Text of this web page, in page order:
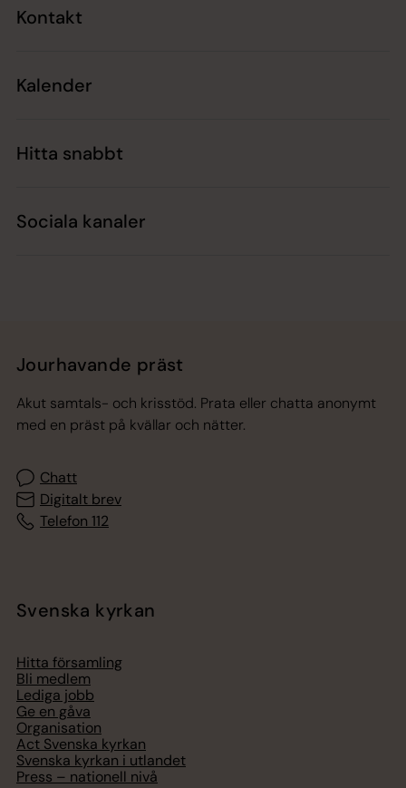
Kontakt
Kalender
Hitta snabbt
Sociala kanaler
Jourhavande präst
Akut samtals- och krisstöd. Prata eller chatta anonymt
med en präst på kvällar och nätter.
Chatt
Digitalt brev
Telefon 112
Svenska kyrkan
Hitta församling
Bli medlem
Lediga jobb
Ge en gåva
Organisation
Act Svenska kyrkan
Svenska kyrkan i utlandet
Press – nationell nivå